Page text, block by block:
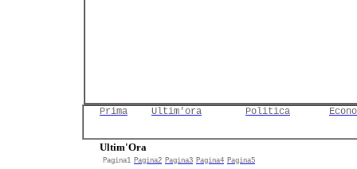
Prima Ultim'ora Politica
Ultim'Ora
Pagina1 Pagina2 Pagina3 Pagina4 Pagina5